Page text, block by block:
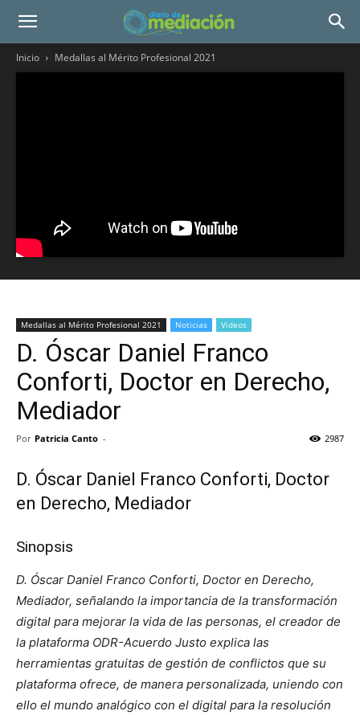
Inicio Medallas al Mérito Profesional 2021
Medallas al Mérito Profesional 2021 Noticias Videos
D. Óscar Daniel Franco
Conforti, Doctor en Derecho,
Mediador
Por Patricia Canto - 2987
D. Óscar Daniel Franco Conforti, Doctor
en Derecho, Mediador
Sinopsis
D. Óscar Daniel Franco Conforti, Doctor en Derecho,
Mediador, señalando la importancia de la transformación
digital para mejorar la vida de las personas, el creador de
la plataforma ODR-Acuerdo Justo explica las
herramientas gratuitas de gestión de conflictos que su
plataforma ofrece, de manera personalizada, uniendo con
ello el mundo analógico con el digital para la resolución